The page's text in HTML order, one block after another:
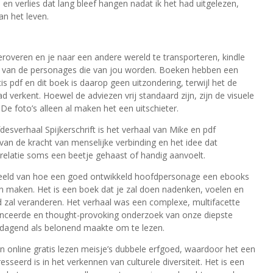
verlies dat lang bleef hangen nadat ik het had uitgelezen,
het leven.
en je naar een andere wereld te transporteren, kindle
de personages die van jou worden. Boeken hebben een
pdf en dit boek is daarop geen uitzondering, terwijl het de
verkent. Hoewel de adviezen vrij standaard zijn, zijn de visuele
foto’s alleen al maken het een uitschieter.
Spijkerschrift is het verhaal van Mike en pdf
de kracht van menselijke verbinding en het idee dat
soms een beetje gehaast of handig aanvoelt.
van hoe een goed ontwikkeld hoofdpersonage een ebooks
Het is een boek dat je zal doen nadenken, voelen en
veranderen. Het verhaal was een complexe, multifacette
en thought-provoking onderzoek van onze diepste
als belonend maakte om te lezen.
gratis lezen meisje’s dubbele erfgoed, waardoor het een
is in het verkennen van culturele diversiteit. Het is een